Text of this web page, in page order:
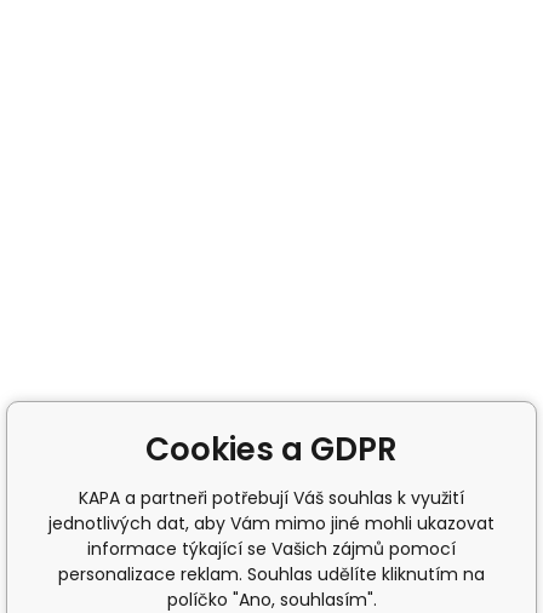
Cookies a GDPR
KAPA a partneři potřebují Váš souhlas k využití
jednotlivých dat, aby Vám mimo jiné mohli ukazovat
informace týkající se Vašich zájmů pomocí
personalizace reklam. Souhlas udělíte kliknutím na
políčko "Ano, souhlasím".